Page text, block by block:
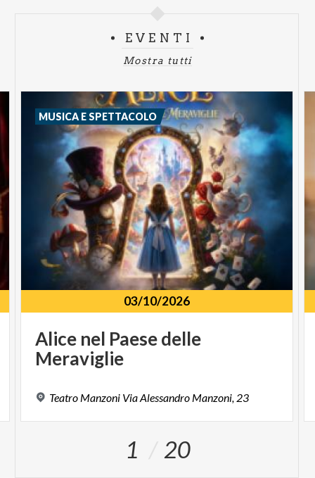
EVENTI
Mostra tutti
03/10/2026
Alice nel Paesedelle
Meraviglie
Teatro Manzoni ViaAlessandro Manzoni, 23
MUSICA E SPETTACOLO
1 20